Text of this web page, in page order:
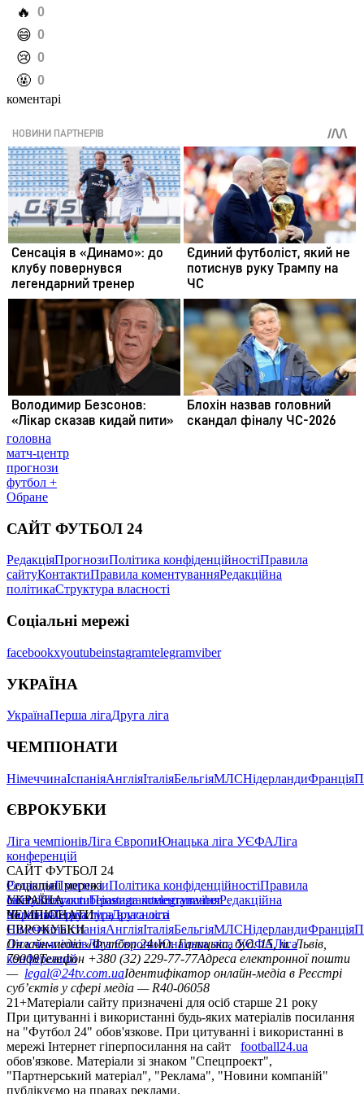
️🔥 0
️😄 0
️😢 0
️🤬 0
коментарі
головна
матч-центр
прогнози
футбол +
Обране
САЙТ ФУТБОЛ 24
РедакціяПрогнозиПолітика конфіденційностіПравила
сайтуКонтактиПравила коментуванняРедакційна
політикаСтруктура власності
Соціальні мережі
facebookxyoutubeinstagramtelegramviber
УКРАЇНА
УкраїнаПерша лігаДруга ліга
ЧЕМПІОНАТИ
НімеччинаІспаніяАнгліяІталіяБельгіяМЛСНідерландиФранція
ЄВРОКУБКИ
Ліга чемпіонівЛіга ЄвропиЮнацька ліга УЄФАЛіга
конференцій
САЙТ ФУТБОЛ 24
РедакціяПрогнозиПолітика конфіденційностіПравила
сайтуКонтактиПравила коментуванняРедакційна
політикаСтруктура власності
Соціальні мережі
facebookxyoutubeinstagramtelegramviber
УКРАЇНА
УкраїнаПерша лігаДруга ліга
ЧЕМПІОНАТИ
НімеччинаІспаніяАнгліяІталіяБельгіяМЛСНідерландиФранція
ЄВРОКУБКИ
Ліга чемпіонівЛіга ЄвропиЮнацька ліга УЄФАЛіга
конференцій
Онлайн-медіа «Футбол 24»пл. Галицька, буд. 15, м. Львів,
79008Телефон +380 (32) 229-77-77Адреса електронної пошти
— legal@24tv.com.uaІдентифікатор онлайн-медіа в Реєстрі
суб’єктів у сфері медіа — R40-06058
21+Матеріали сайту призначені для осіб старше 21 року
При цитуванні і використанні будь-яких матеріалів посилання
на "Футбол 24" обов'язкове. При цитуванні і використанні в
мережі Інтернет гіперпосилання на сайт
football24.ua
обов'язкове. Матеріали зі знаком "Спецпроект",
"Партнерський матеріал", "Реклама", "Новини компаній"
публікуємо на правах реклами.